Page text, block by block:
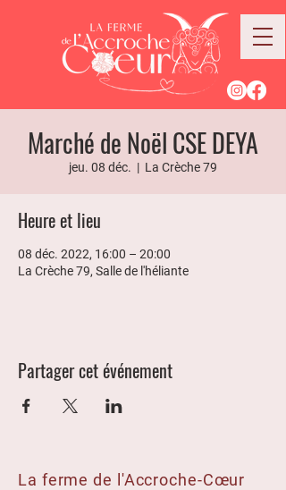
Marché de Noël CSE DEYA
jeu. 08 déc.
  |
La Crèche 79
Heure et lieu
08 déc. 2022, 16:00 – 20:00
La Crèche 79, Salle de l'héliante
Partager cet événement
La ferme de l'Accroche-Cœur